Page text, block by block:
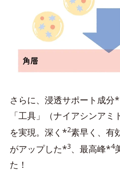
さらに、浸透サポート成分*
「工具」（ナイアシンアミ
を実現。深く*2素早く、有
がアップした*3、最高峰*4
た！